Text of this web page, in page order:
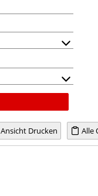
Alle
Ansicht Drucken